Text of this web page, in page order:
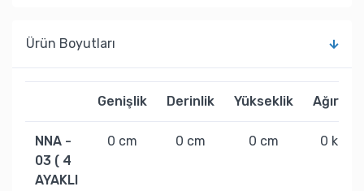
Ürün Boyutları
Genişlik Derinlik Yükseklik Ağırlık
NNA -
03 ( 4
AYAKLI
0 cm 0 cm 0 cm 0 kg